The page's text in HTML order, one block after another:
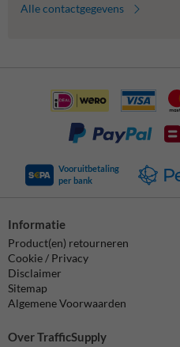
Alle contactgegevens
Vooruitbetaling
per bank
Informatie
Product(en) retourneren
Cookie / Privacy
Disclaimer
Sitemap
Algemene Voorwaarden
Over TrafficSupply